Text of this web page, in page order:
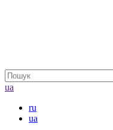
ua
ru
ua